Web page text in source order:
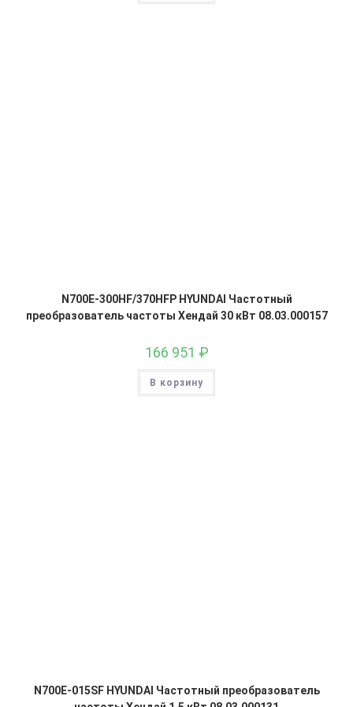
N700E-300HF/370HFP HYUNDAI Частотный
преобразователь частоты Хендай 30 кВт 08.03.000157
166 951 ₽
В корзину
N700E-015SF HYUNDAI Частотный преобразователь